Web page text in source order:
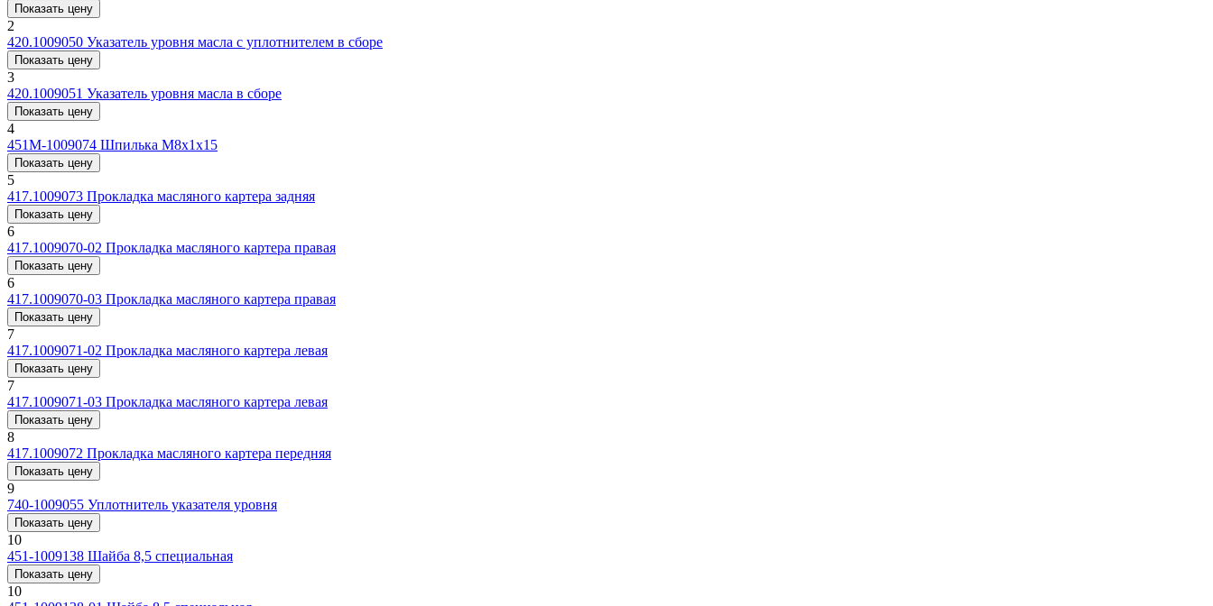
Показать цену
2
420.1009050 Указатель уровня масла с уплотнителем в сборе
Показать цену
3
420.1009051 Указатель уровня масла в сборе
Показать цену
4
451М-1009074 Шпилька М8х1х15
Показать цену
5
417.1009073 Прокладка масляного картера задняя
Показать цену
6
417.1009070-02 Прокладка масляного картера правая
Показать цену
6
417.1009070-03 Прокладка масляного картера правая
Показать цену
7
417.1009071-02 Прокладка масляного картера левая
Показать цену
7
417.1009071-03 Прокладка масляного картера левая
Показать цену
8
417.1009072 Прокладка масляного картера передняя
Показать цену
9
740-1009055 Уплотнитель указателя уровня
Показать цену
10
451-1009138 Шайба 8,5 специальная
Показать цену
10